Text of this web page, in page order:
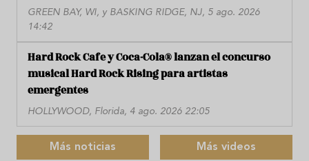
GREEN BAY, WI, y BASKING RIDGE, NJ, 5 ago. 2026
14:42
Hard Rock Cafe y Coca-Cola® lanzan el concurso
musical Hard Rock Rising para artistas
emergentes
HOLLYWOOD, Florida, 4 ago. 2026 22:05
Más noticias Más videos